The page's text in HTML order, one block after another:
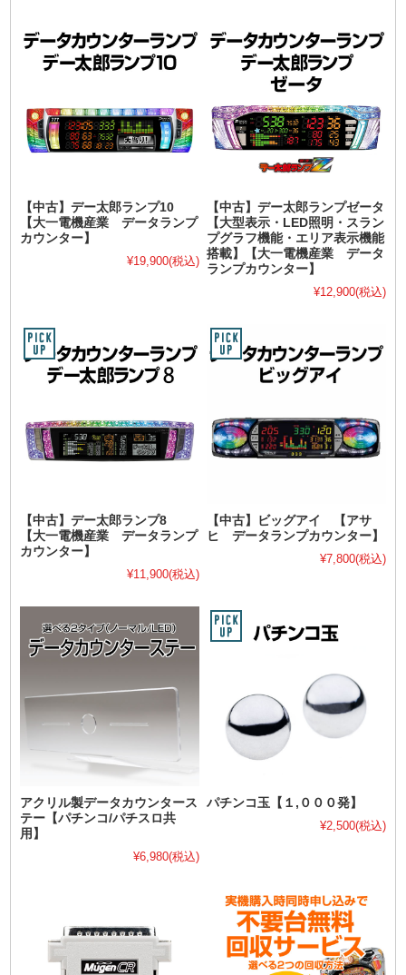
【中古】デー太郎ランプ10
【大一電機産業 データランプ
カウンター】
¥19,900(税込)
【中古】デー太郎ランプゼータ
【大型表示・LED照明・スラン
プグラフ機能・エリア表示機能
搭載】【大一電機産業 データ
ランプカウンター】
¥12,900(税込)
【中古】デー太郎ランプ8
【大一電機産業 データランプ
カウンター】
¥11,900(税込)
【中古】ビッグアイ 【アサ
ヒ データランプカウンター】
¥7,800(税込)
アクリル製データカウンタース
テー【パチンコ/パチスロ共
用】
¥6,980(税込)
パチンコ玉【１,０００発】
¥2,500(税込)